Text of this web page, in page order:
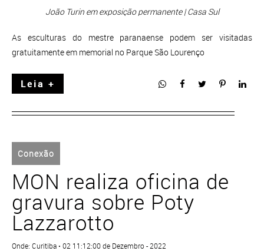
João Turin em exposição permanente | Casa Sul
As esculturas do mestre paranaense podem ser visitadas
gratuitamente em memorial no Parque São Lourenço
Leia +
Conexão
MON realiza oficina de
gravura sobre Poty
Lazzarotto
Onde: Curitiba • 02 11:12:00 de Dezembro - 2022